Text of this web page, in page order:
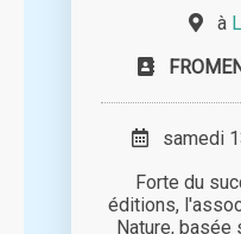
à
samedi
Forte du
éditions,
Nature, basée